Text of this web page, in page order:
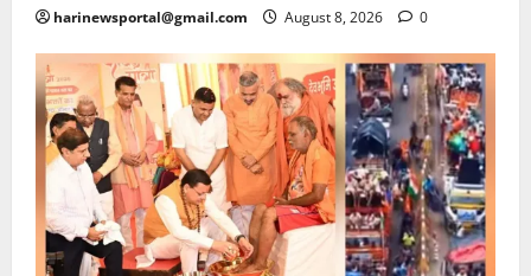
harinewsportal@gmail.com August 8, 2026 0